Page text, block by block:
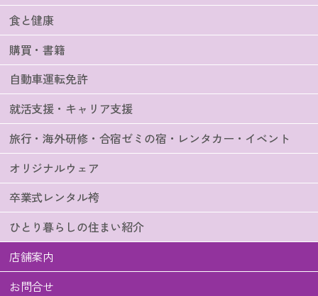
食と健康
購買・書籍
自動車運転免許
就活支援・キャリア支援
旅行・海外研修・合宿ゼミの宿・レンタカー・イベント
オリジナルウェア
卒業式レンタル袴
ひとり暮らしの住まい紹介
店舗案内
お問合せ